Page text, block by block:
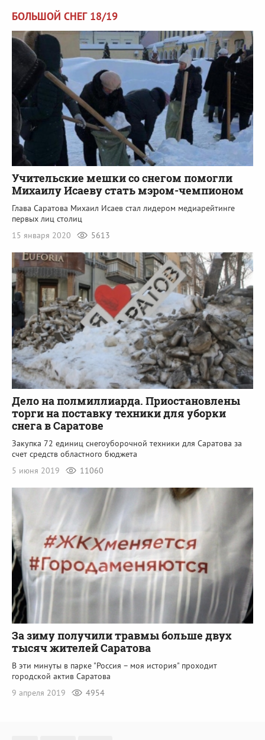
БОЛЬШОЙ СНЕГ 18/19
Учительские мешки со снегом помогли
Михаилу Исаеву стать мэром-чемпионом
Глава Саратова Михаил Исаев стал лидером медиарейтинге
первых лиц столиц
15 января 2020
5613
Дело на полмиллиарда. Приостановлены
торги на поставку техники для уборки
снега в Саратове
Закупка 72 единиц снегоуборочной техники для Саратова за
счет средств областного бюджета
5 июня 2019
11060
За зиму получили травмы больше двух
тысяч жителей Саратова
В эти минуты в парке "Россия – моя история" проходит
городской актив Саратова
9 апреля 2019
4954